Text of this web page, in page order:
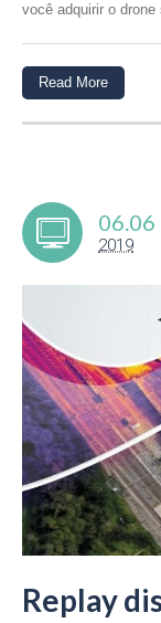
você adquirir o
Read More
06.06
2019
Replay